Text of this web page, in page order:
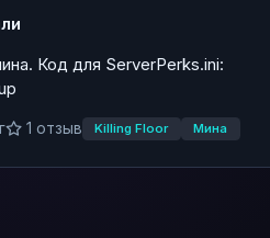
Код для ServerPerks.ini:
1 отзыв Killing Floor Мина